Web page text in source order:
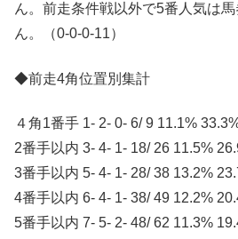
ん。前走条件戦以外で5番人気は
ん。（0-0-0-11）
◆前走4角位置別集計
４角1番手 1- 2- 0- 6/ 9 11.1%
2番手以内 3- 4- 1- 18/ 26 11.5%
3番手以内 5- 4- 1- 28/ 38 13.2%
4番手以内 6- 4- 1- 38/ 49 12.2%
5番手以内 7- 5- 2- 48/ 62 11.3%